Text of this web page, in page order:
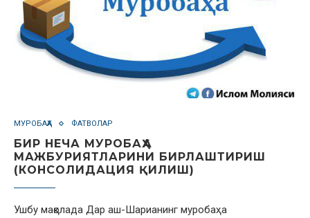
МУРОБАҲА ФАТВОЛАР
БИР НЕЧА МУРОБАҲА
МАЖБУРИЯТЛАРИНИ БИРЛАШТИРИШ
(КОНСОЛИДАЦИЯ ҚИЛИШ)
Ушбу мақолада Дар аш-Шарианинг муробаҳа